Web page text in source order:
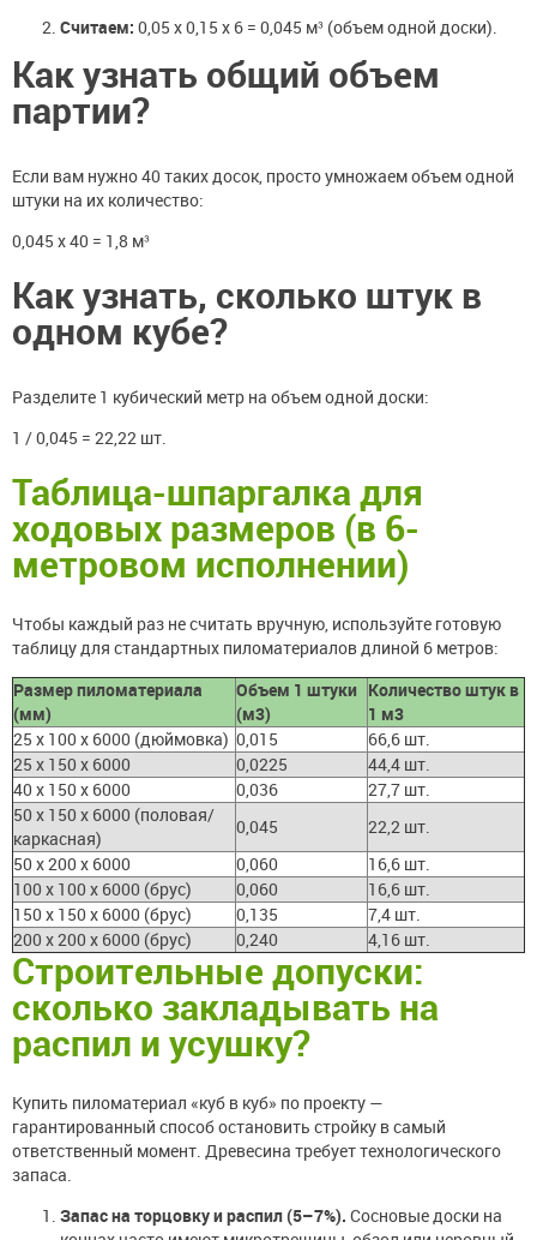
Считаем: 0,05 x 0,15 x 6 = 0,045 м³ (объем одной доски).
Как узнать общий объем
партии?
Если вам нужно 40 таких досок, просто умножаем объем одной
штуки на их количество:
0,045 x 40 = 1,8 м³
Как узнать, сколько штук в
одном кубе?
Разделите 1 кубический метр на объем одной доски:
1 / 0,045 = 22,22 шт.
Таблица-шпаргалка для
ходовых размеров (в 6-
метровом исполнении)
Чтобы каждый раз не считать вручную, используйте готовую
таблицу для стандартных пиломатериалов длиной 6 метров:
Размер пиломатериала
(мм)
Объем 1 штуки
(м3)
Количество штук в
1 м3
25 х 100 х 6000 (дюймовка) 0,015
66,6 шт.
25 х 150 х 6000
0,0225
44,4 шт.
40 х 150 х 6000
0,036
27,7 шт.
50 х 150 х 6000 (половая/
каркасная)
0,045
22,2 шт.
50 х 200 х 6000
0,060
16,6 шт.
100 х 100 х 6000 (брус)
0,060
16,6 шт.
150 х 150 х 6000 (брус)
0,135
7,4 шт.
200 х 200 х 6000 (брус)
0,240 4,16 шт.
Строительные допуски:
сколько закладывать на
распил и усушку?
Купить пиломатериал «куб в куб» по проекту —
гарантированный способ остановить стройку в самый
ответственный момент. Древесина требует технологического
запаса.
Запас на торцовку и распил (5–7%). Сосновые доски на